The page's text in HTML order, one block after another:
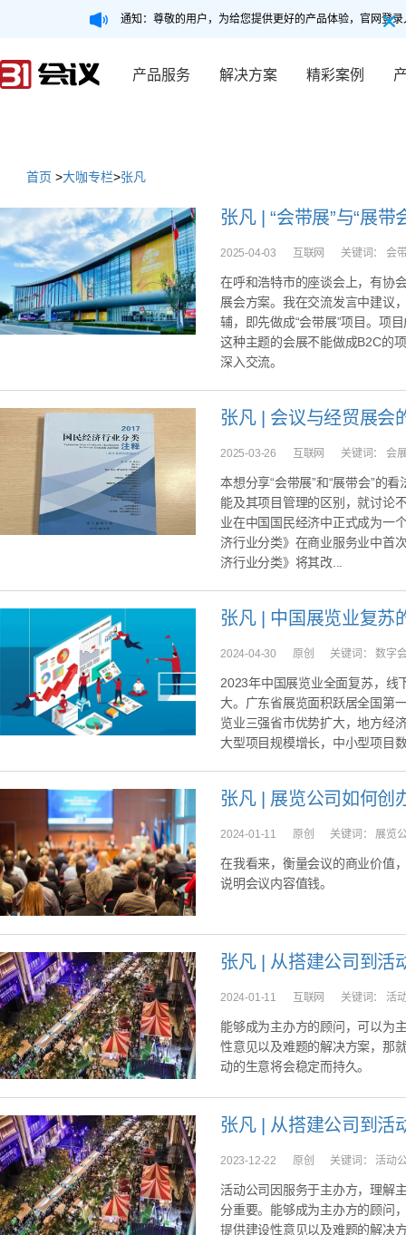
通知：尊敬的用户，为给您提供更好的产品体验，官网登
产品服务 解决方案 精彩案例
首页 >大咖专栏>张凡
张凡 | “会带展”与“展
2025-04-03 互联网 关键词：会
在呼和浩特市的座谈会上，有协
展会方案。我在交流发言中建议
辅，即先做成“会带展”项目。项
这种主题的会展不能做成B2C的
深入交流。
张凡 | 会议与经贸展会
2025-03-26 互联网 关键词：会
本想分享“会带展”和“展带会”的
能及其项目管理的区别，就讨论
业在中国国民经济中正式成为一
济行业分类》在商业服务业中首
济行业分类》将其改...
张凡 | 中国展览业复苏
2024-04-30 原创 关键词：数字
2023年中国展览业全面复苏，线
大。广东省展览面积跃居全国第
览业三强省市优势扩大，地方经
大型项目规模增长，中小型项目
张凡 | 展览公司如何创
2024-01-11 原创 关键词： 展览
在我看来，衡量会议的商业价值
说明会议内容值钱。
张凡 | 从搭建公司到活
2024-01-11 互联网 关键词：活
能够成为主办方的顾问，可以为
性意见以及难题的解决方案，那
动的生意将会稳定而持久。
张凡 | 从搭建公司到活
2023-12-22 原创 关键词：活动
活动公司因服务于主办方，理解
分重要。能够成为主办方的顾问
提供建设性意见以及难题的解决